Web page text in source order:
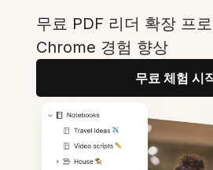
무료 PDF 리더 확장 프
Chrome 경험 향상
무료 체험 시